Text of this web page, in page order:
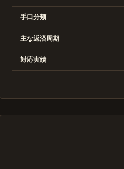
手口分類
主な返済周期
対応実績